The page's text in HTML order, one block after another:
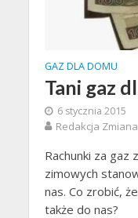
GAZ DLA DOMU
Tani gaz
6 stycznia 2015
Redakcja
Rachunki za gaz
zimowych
nas. Co zrobić,
także do nas?